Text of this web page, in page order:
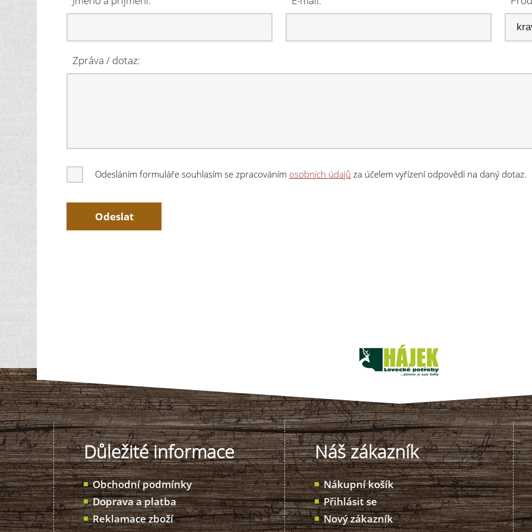
Zpráva / dotaz:
Odesláním formuláře souhlasím se zpracováním osobních údajů za účelem vyřízení odpovědi na daný dotaz.
Důležité informace
Obchodní podmínky
Doprava a platba
Reklamace zboží
Náš zákazník
Nákupní košík
Přihlásit se
Nový zákazník